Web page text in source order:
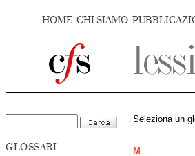
HOME CHI SIAMO
GLOSSARI
Seleziona un
M